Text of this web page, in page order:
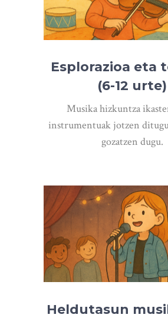
Esplorazioa eta
(6-12 urte)
Musika hizkuntza
instrumentuak jotzen
gozatzen dugu.
Heldutasun